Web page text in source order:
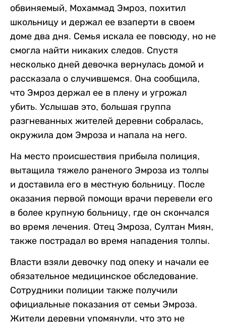
обвиняемый, Мохаммад Эмроз, похитил
школьницу и держал ее взаперти в своем
доме два дня. Семья искала ее повсюду, но не
смогла найти никаких следов. Спустя
несколько дней девочка вернулась домой и
рассказала о случившемся. Она сообщила,
что Эмроз держал ее в плену и угрожал
убить. Услышав это, большая группа
разгневанных жителей деревни собралась,
окружила дом Эмроза и напала на него.
На место происшествия прибыла полиция,
вытащила тяжело раненого Эмроза из толпы
и доставила его в местную больницу. После
оказания первой помощи врачи перевели его
в более крупную больницу, где он скончался
во время лечения. Отец Эмроза, Султан Миян,
также пострадал во время нападения толпы.
Власти взяли девочку под опеку и начали ее
обязательное медицинское обследование.
Сотрудники полиции также получили
официальные показания от семьи Эмроза.
Жители деревни упомянули, что это не